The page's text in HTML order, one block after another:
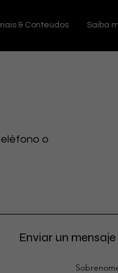
& Conteúdos Saiba
o
Enviar un mensaje